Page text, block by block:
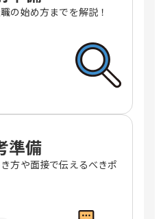
の始め方までを解説！
準備
方や面接で伝えるべきポ